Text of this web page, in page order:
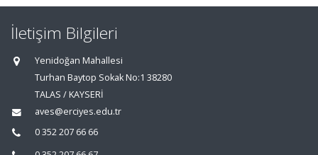
İletişim Bilgileri
Yenidoğan Mahallesi
Turhan Baytop Sokak No:1 38280
TALAS / KAYSERİ
aves@erciyes.edu.tr
0 352 207 66 66